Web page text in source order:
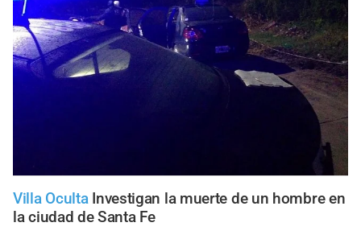
Villa Oculta Investigan la muerte de un hombre en
la ciudad de Santa Fe